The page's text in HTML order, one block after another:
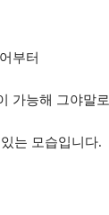
부터
가능해 그야말로
는 모습입니다.